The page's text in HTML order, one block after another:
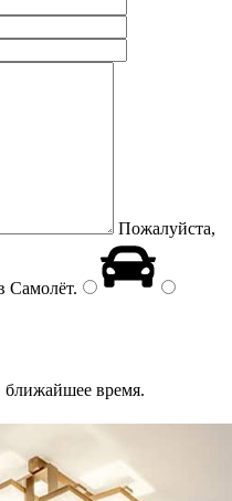
Пожалуйста,
Самолёт.
время.